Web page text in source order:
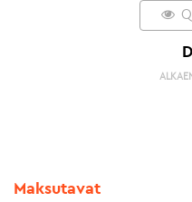
Maksutavat